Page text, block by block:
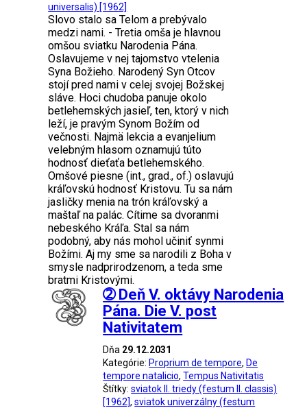
universalis) [1962]
Slovo stalo sa Telom a prebývalo
medzi nami. - Tretia omša je hlavnou
omšou sviatku Narodenia Pána.
Oslavujeme v nej tajomstvo vtelenia
Syna Božieho. Narodený Syn Otcov
stojí pred nami v celej svojej Božskej
sláve. Hoci chudoba panuje okolo
betlehemských jasieľ, ten, ktorý v nich
leží, je pravým Synom Božím od
večnosti. Najmä lekcia a evanjelium
velebným hlasom oznamujú túto
hodnosť dieťaťa betlehemského.
Omšové piesne (int., grad., of.) oslavujú
kráľovskú hodnosť Kristovu. Tu sa nám
jasličky menia na trón kráľovský a
maštaľ na palác. Cítime sa dvoranmi
nebeského Kráľa. Stal sa nám
podobný, aby nás mohol učiniť synmi
Božími. Aj my sme sa narodili z Boha v
smysle nadprirodzenom, a teda sme
bratmi Kristovými.
➁ Deň V. oktávy Narodenia
Pána. Die V. post
Nativitatem
Dňa 29.12.2031
Kategórie: Proprium de tempore, De
tempore natalicio,Tempus Nativitatis
Štítky:sviatok II. triedy (festum II. classis)
[1962],sviatok univerzálny (festum